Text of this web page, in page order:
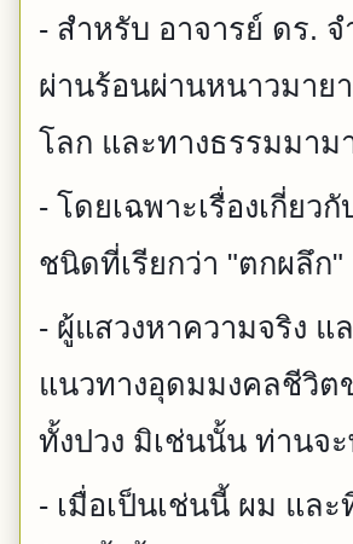
- สำหรับ อาจารย์ ดร.
ผ่านร้อนผ่านหนาวมาย
โลก และทางธรรมมาม
- โดยเฉพาะเรื่องเกี่ย
ชนิดที่เรียกว่า "ตกผลึก
- ผู้แสวงหาความจริง
แนวทางอุดมมงคลชีวิต
ทั้งปวง มิเช่นนั้น ท่านจ
- เมื่อเป็นเช่นนี้ ผม แล